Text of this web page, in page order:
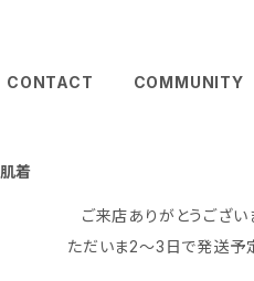
CONTACT COMMUNITY
肌着
ご来店ありがとうござい
ただいま2〜3日で発送予